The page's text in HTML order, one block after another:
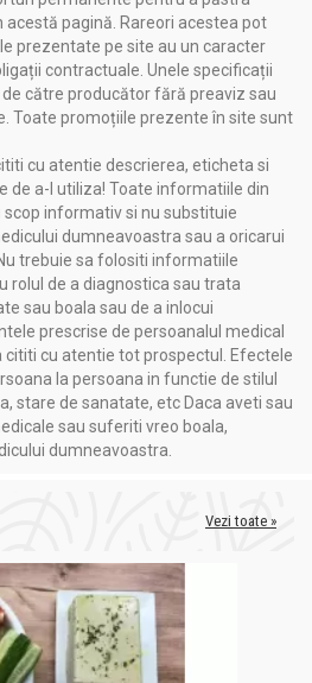
: substanțe cu efecte
puternice, care reglează
dopaminei din creier.
la protecția celulelor nervoase,
și având efect antioxidant.
de linalil: două componente
esențial cu efecte calmante,
Linalolul reduce tensiunea psihică
la reducerea stresului oxidativ și
nervos.
sedative și anxiolitice, reducând
și favorizând somnul de calitate.
: efecte relaxante și
musculaturii netede.
(Citrus sinensis) :
anxiolitice și antidepresive.
contribuie la reducerea
și antiinflamatorii, cu rol
imunitar.
și calmante, ajutând la
nervoase și la relaxarea generală.
pagină. Rareori acestea pot
prezentate pe site au un caracter
contractuale. Unele specificații
către producător fără preaviz sau
Toate promoțiile prezente în site sunt
cu atentie descrierea, eticheta si
de a-l utiliza! Toate informatiile din
informativ si nu substituie
dumneavoastra sau a oricarui
trebuie sa folositi informatiile
rolul de a diagnostica sau trata
sau boala sau de a inlocui
prescrise de persoanalul medical
cu atentie tot prospectul. Efectele
la persoana in functie de stilul
stare de sanatate, etc Daca aveti sau
sau suferiti vreo boala,
dumneavoastra.
Vezi toate »